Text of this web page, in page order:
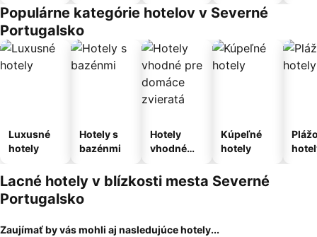
Populárne kategórie hotelov v Severné
Portugalsko
Luxusné
hotely
Hotely s
bazénmi
Hotely
vhodné
domáce
zvieratá
Kúpeľné
hotely
Lacné hotely v blízkosti mesta Severné
Portugalsko
Zaujímať by vás mohli aj nasledujúce hotely...